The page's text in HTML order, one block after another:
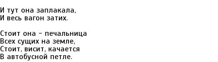
И тут она заплакала,
И весь вагон затих.
Стоит она - печальница
Всех сущих на земле,
Стоит, висит, качается
В автобусной петле.